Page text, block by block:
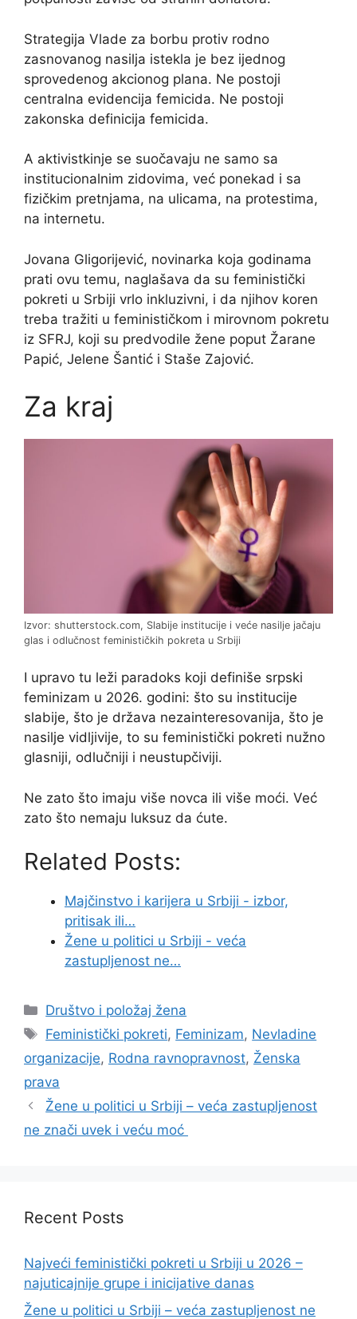
Strategija Vlade za borbu protiv rodno
zasnovanog nasilja istekla je bez ijednog
sprovedenog akcionog plana. Ne postoji
centralna evidencija femicida. Ne postoji
zakonska definicija femicida.
A aktivistkinje se suočavaju ne samo sa
institucionalnim zidovima, već ponekad i sa
fizičkim pretnjama, na ulicama, na protestima,
na internetu.
Jovana Gligorijević, novinarka koja godinama
prati ovu temu, naglašava da su feministički
pokreti u Srbiji vrlo inkluzivni, i da njihov koren
treba tražiti u feminističkom i mirovnom pokretu
iz SFRJ, koji su predvodile žene poput Žarane
Papić, Jelene Šantić i Staše Zajović.
Za kraj
Izvor: shutterstock.com, Slabije institucije i veće nasilje jačaju
glas i odlučnost feminističkih pokreta u Srbiji
I upravo tu leži paradoks koji definiše srpski
feminizam u 2026. godini: što su institucije
slabije, što je država nezainteresovanija, što je
nasilje vidljivije, to su feministički pokreti nužno
glasniji, odlučniji i neustupčiviji.
Ne zato što imaju više novca ili više moći. Već
zato što nemaju luksuz da ćute.
Related Posts:
Majčinstvo i karijera u Srbiji - izbor,
pritisak ili…
Žene u politici u Srbiji - veća
zastupljenost ne…
Categories
Društvo i položaj žena
Tags
Feministički pokreti, Feminizam, Nevladine
organizacije, Rodna ravnopravnost, Ženska
prava
Žene u politici u Srbiji – veća zastupljenost
ne znači uvek i veću moć
Recent Posts
Najveći feministički pokreti u Srbiji u 2026 –
najuticajnije grupe i inicijative danas
Žene u politici u Srbiji – veća zastupljenost ne